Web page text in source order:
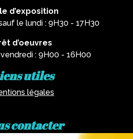
d’exposition
le lundi : 9H30 - 17H30
d’oeuvres
: 9H00 - 16H00
utiles
légales
contacter